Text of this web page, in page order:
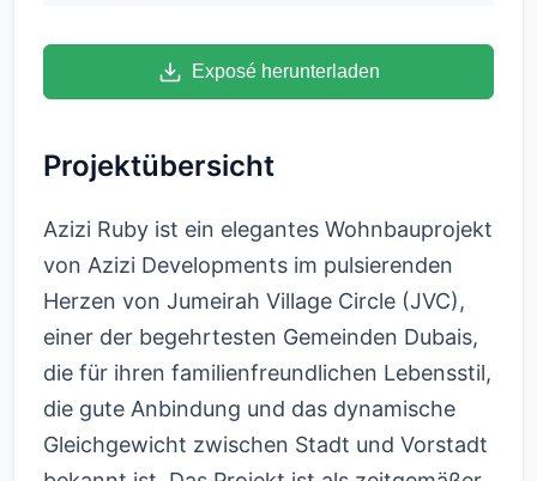
Exposé herunterladen
Projektübersicht
Azizi Ruby ist ein elegantes Wohnbauprojekt
von Azizi Developments im pulsierenden
Herzen von Jumeirah Village Circle (JVC),
einer der begehrtesten Gemeinden Dubais,
die für ihren familienfreundlichen Lebensstil,
die gute Anbindung und das dynamische
Gleichgewicht zwischen Stadt und Vorstadt